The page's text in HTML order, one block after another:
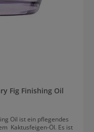
Fig Finishing Oil
Oil ist ein pflegendes
Kaktusfeigen-Öl. Es ist